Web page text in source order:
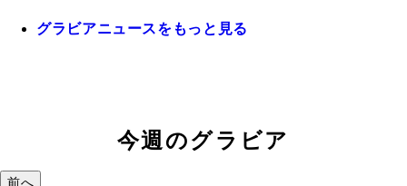
グラビアニュースをもっと見る
今週のグラビア
前へ